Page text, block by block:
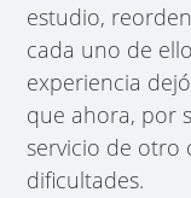
estudio,
cada uno de
experiencia
que ahora, por
servicio de otro
dificultades.